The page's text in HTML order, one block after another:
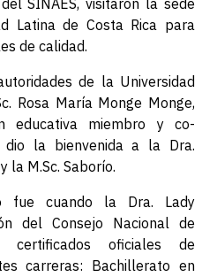
SINAES, visitaron la sede
Latina de Costa Rica para
de calidad.
de la Universidad
Rosa María Monge Monge,
educativa miembro y co-
dio la bienvenida a la Dra.
la M.Sc. Saborío.
fue cuando la Dra. Lady
del Consejo Nacional de
certificados oficiales de
carreras: Bachillerato en